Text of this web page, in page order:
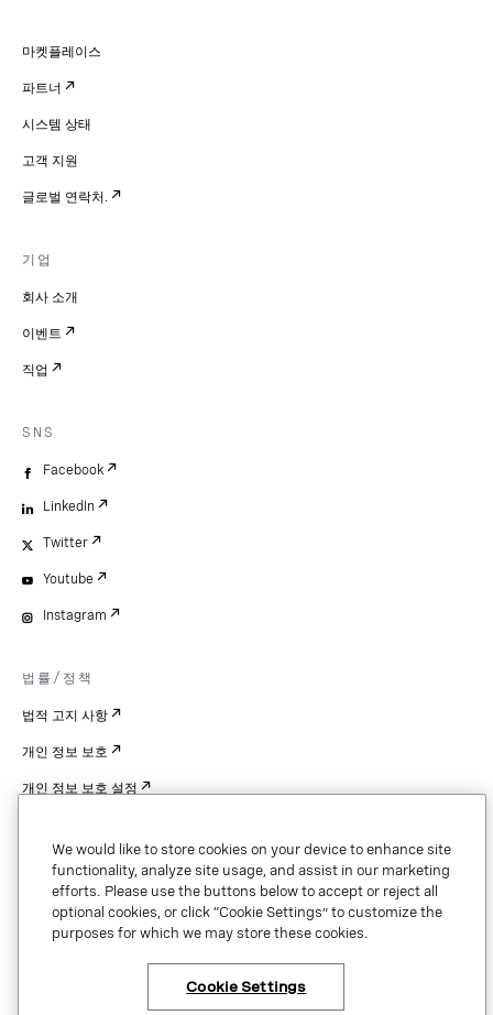
마켓플레이스
파트너
시스템 상태
고객 지원
글로벌 연락처.
기업
회사 소개
이벤트
직업
SNS
Facebook
LinkedIn
Twitter
Youtube
Instagram
법률/정책
법적 고지 사항
개인 정보 보호
개인 정보 보호 설정
저작권
보안 및 신뢰
We would like to store cookies on your device to enhance site
functionality, analyze site usage, and assist in our marketing
efforts. Please use the buttons below to accept or reject all
optional cookies, or click “Cookie Settings” to customize the
purposes for which we may store these cookies.
Cookie Settings